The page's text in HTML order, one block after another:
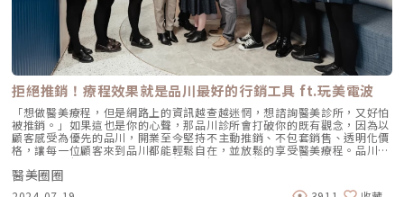
拒絕推銷！療程效果就是品川最好的行銷工具 ft.玩美電波
「想做醫美療程，但是網路上的資訊越查越迷惘，想諮詢醫美診所，又好怕
被推銷。」如果這也是你的心聲，那品川診所會打破你的既有觀念，因為以
顧客感受為優先的品川，開業至今堅持不主動推銷、不包套銷售、透明化價
格，讓每一位顧客來到品川都能輕鬆自在，並放鬆的享受醫美療程。品川除
了是日本高級區，將「品川」兩個字拆解，是三個口＋三個一，正是品川的
目標：口碑第一。圖/品川診所提供專心做好一件事，成果自然會說話
MIIDO品川診所創辦人李奕明是一位咖啡迷，他將探訪好咖啡多年的心得融
醫美圈圈